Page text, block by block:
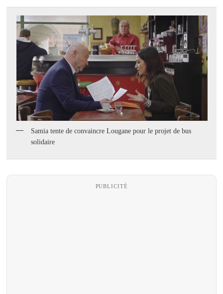
Samia tente de convaincre Lougane pour le projet de bus
solidaire
PUBLICITÉ